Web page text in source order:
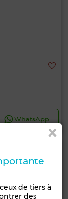
WhatsApp
de tiers à
des